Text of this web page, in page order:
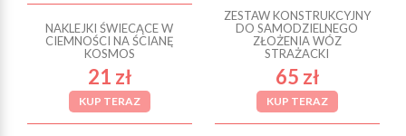
NAKLEJKI ŚWIECĄCE W
CIEMNOŚCI NA ŚCIANĘ
KOSMOS
21 zł
KUP TERAZ
ZESTAW KONSTRUKCYJNY
DO SAMODZIELNEGO
ZŁOŻENIA WÓZ
STRAŻACKI
65 zł
KUP TERAZ